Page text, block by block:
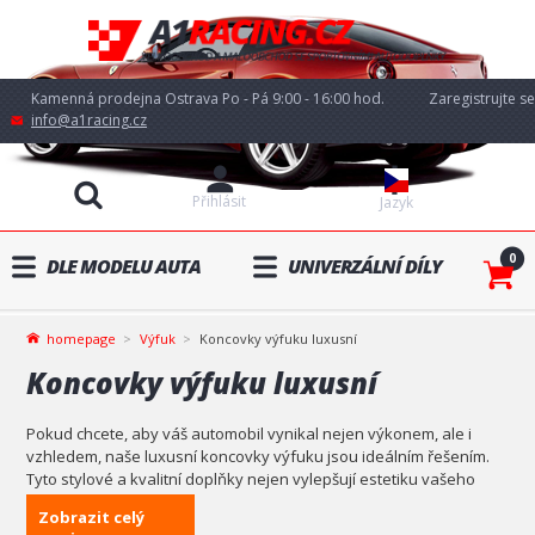
Kamenná prodejna Ostrava Po - Pá 9:00 - 16:00 hod.
info@a1racing.cz
Jazyk
Přihlásit
Zaregistrujte se
DLE MODELU AUTA UNIVERZÁLNÍ DÍLY 0
homepage Výfuk Koncovky výfuku luxusní
Koncovky výfuku luxusní
Pokud chcete, aby váš automobil vynikal nejen výkonem, ale i
vzhledem, naše luxusní koncovky výfuku jsou ideálním řešením.
Tyto stylové a kvalitní doplňky nejen vylepšují estetiku vašeho
vozu, ale také přispívají k lepšímu zvuku a celkovému výkonu
motoru. V naší široké nabídce najdete koncovky výfuku pro různé
Zobrazit celý